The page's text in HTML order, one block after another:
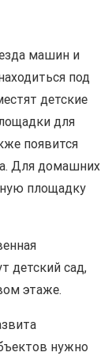
машин и
под
детские
для
появится
Для домашних
площадку
детский сад,
этаже.
нужно